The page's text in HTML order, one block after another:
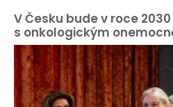
V Česku bude v roce
s onkologickým